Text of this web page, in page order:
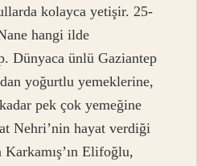
kolayca yetişir. 25-
hangi ilde
Dünyaca ünlü Gaziantep
yoğurtlu yemeklerine,
pek çok yemeğine
Nehri’nin hayat verdiği
Elifoğlu,